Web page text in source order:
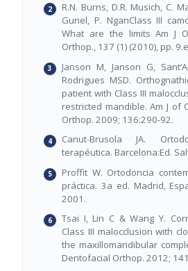
R.N. Burns, D.R. Musich, C.
Gunel, P. NganClass III
What are the limits Am J
Orthop., 137 (1) (2010), pp.
Janson M, Janson G,
Rodrigues MSD.
patient with Class III
restricted mandible. Am J of
Orthop. 2009; 136:290-92.
Canut-Brusola JA.
terapéutica. Barcelona:Ed.
Proffit W. Ortodoncia
práctica. 3a ed. Madrid,
2001.
Tsai I, Lin C & Wang Y.
Class III malocclusion with
the maxillomandibular
Dentofacial Orthop. 2012;